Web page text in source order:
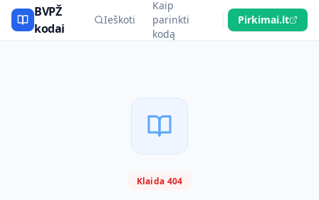
BVPŽ
kodai
Ieškoti
Kaip
parinkti
kodą
Pirkimai.lt
Klaida 404